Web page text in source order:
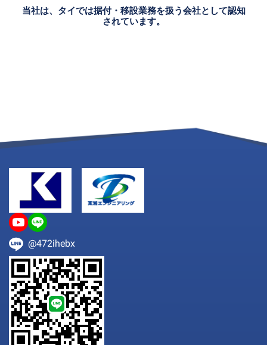
当社は、タイでは据付・移設業務を扱う会社として認知
されています。
@472ihebx